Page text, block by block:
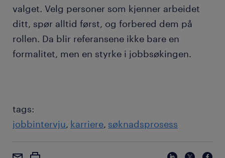
valget. Velg personer som kjenner arbeidet
ditt, spør alltid først, og forbered dem på
rollen. Da blir referansene ikke bare en
formalitet, men en styrke i jobbsøkingen.
tags:
jobbintervju karriere søknadsprosess